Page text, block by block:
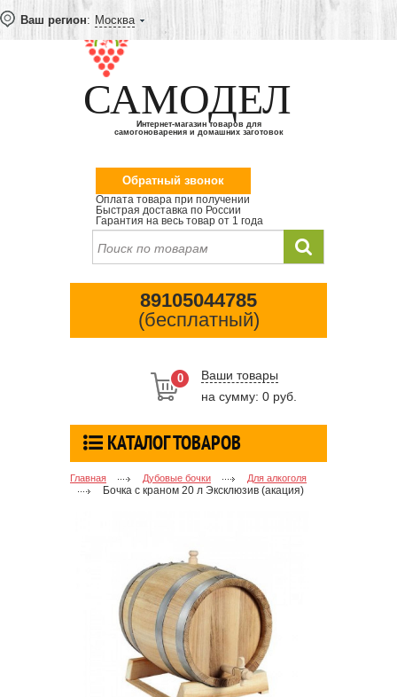
Ваш регион: Москва
САМОДЕЛ
Интернет-магазин товаров для
самогоноварения и домашних заготовок
Обратный звонок
Оплата товара при получении
Быстрая доставка по России
Гарантия на весь товар от 1 года
89105044785
(бесплатный)
0
Ваши товары
на сумму: 0 руб.
КАТАЛОГ ТОВАРОВ
Главная Дубовые бочки Для алкоголя
Бочка с краном 20 л Эксклюзив (акация)